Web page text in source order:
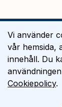
Vi använder
vår hemsida,
innehåll. Du
Cookiepolicy.